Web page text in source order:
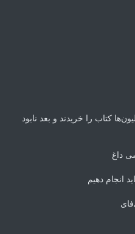
کتاب را خریدند و بعد نابود
داغ
انجام دهیم